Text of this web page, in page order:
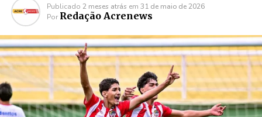
Publicado 2 meses atrás em 31 de maio de 2026
Por Redação Acrenews